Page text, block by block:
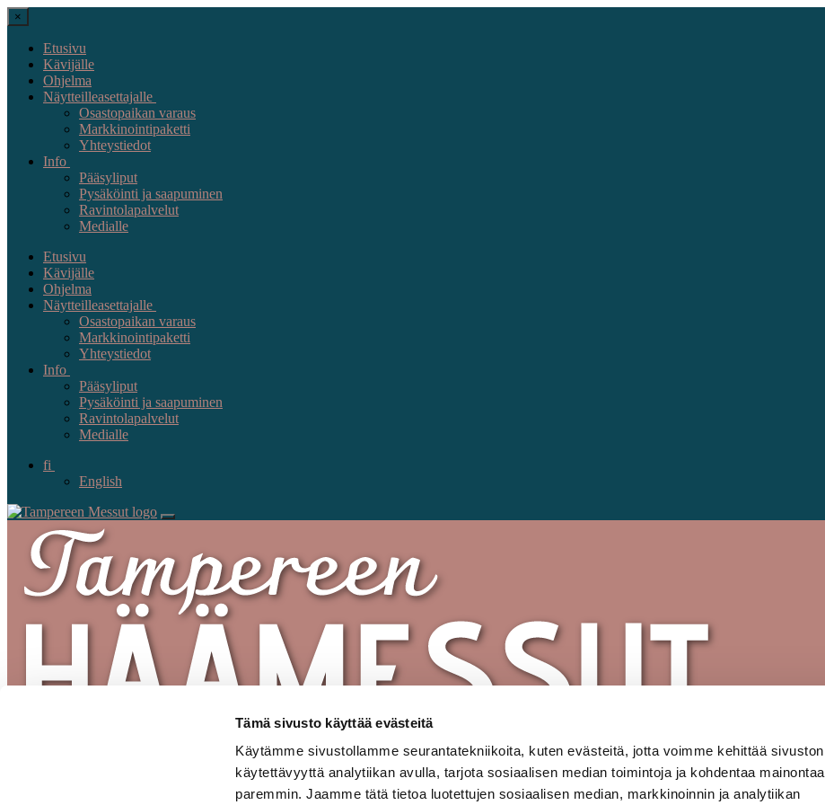
Tämä sivusto käyttää evästeitä
Käytämme sivustollamme seurantatekniikoita, kuten evästeitä, jotta voimme kehittää sivuston
käytettävyyttä analytiikan avulla, tarjota sosiaalisen median toimintoja ja kohdentaa mainontaa
paremmin. Jaamme tätä tietoa luotettujen sosiaalisen median, markkinoinnin ja analytiikan
×
Etusivu
Kävijälle
Ohjelma
Näytteilleasettajalle
Osastopaikan varaus
Markkinointipaketti
Yhteystiedot
Info
Pääsyliput
Pysäköinti ja saapuminen
Ravintolapalvelut
Medialle
Etusivu
Kävijälle
Ohjelma
Näytteilleasettajalle
Osastopaikan varaus
Markkinointipaketti
Yhteystiedot
Info
Pääsyliput
Pysäköinti ja saapuminen
Ravintolapalvelut
Medialle
fi
English